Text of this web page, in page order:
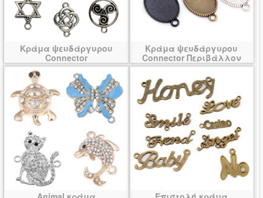
Κράμα ψευδάργυρου
Connector
Κράμα ψευδάργυρου
Connector Περιβάλλον